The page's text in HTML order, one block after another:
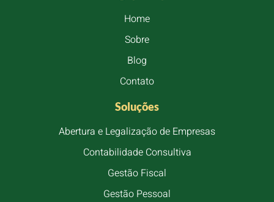
Home
Sobre
Blog
Contato
Soluções
Abertura e Legalização de Empresas
Contabilidade Consultiva
Gestão Fiscal
Gestão Pessoal